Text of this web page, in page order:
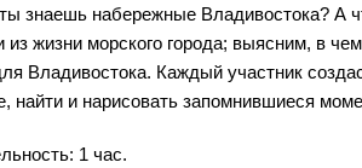
знаешь набережные Владивостока?
из жизни морского города; выясним, в
Владивостока. Каждый участник
найти и нарисовать запомнившиеся
1 час.